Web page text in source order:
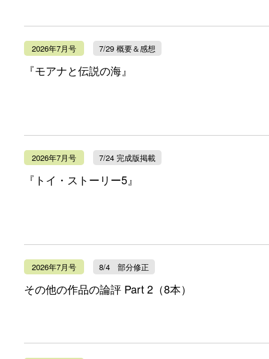
2026年7月号 7/29 概要＆感想
『モアナと伝説の海』
2026年7月号 7/24 完成版掲載
『トイ・ストーリー5』
2026年7月号 8/4 部分修正
その他の作品の論評 Part 2（8本）